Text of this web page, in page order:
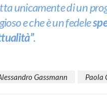
unicamente di un
e che è un fedele
.
Gassmann Paola